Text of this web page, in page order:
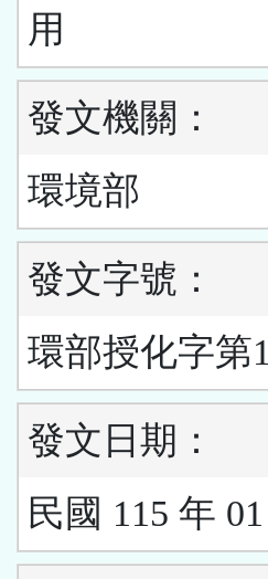
用
發文機關：
環境部
發文字號：
環部授化字第
發文日期：
民國 115 年